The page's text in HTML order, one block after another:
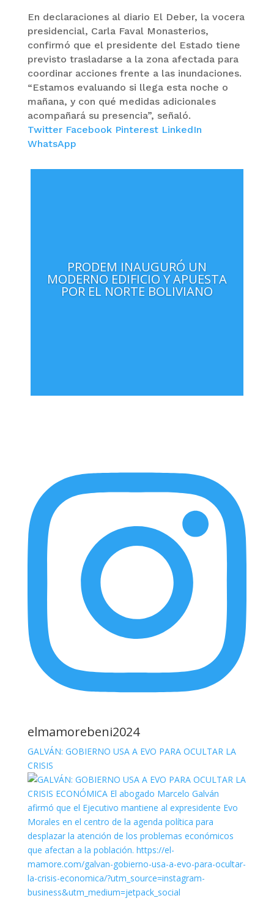
En declaraciones al diario El Deber, la vocera
presidencial, Carla Faval Monasterios,
confirmó que el presidente del Estado tiene
previsto trasladarse a la zona afectada para
coordinar acciones frente a las inundaciones.
“Estamos evaluando si llega esta noche o
mañana, y con qué medidas adicionales
acompañará su presencia”, señaló.
Twitter Facebook Pinterest LinkedIn
WhatsApp
PRODEM INAUGURÓ UN
MODERNO EDIFICIO Y APUESTA
POR EL NORTE BOLIVIANO
elmamorebeni2024
GALVÁN: GOBIERNO USA A EVO PARA OCULTAR LA
CRISIS